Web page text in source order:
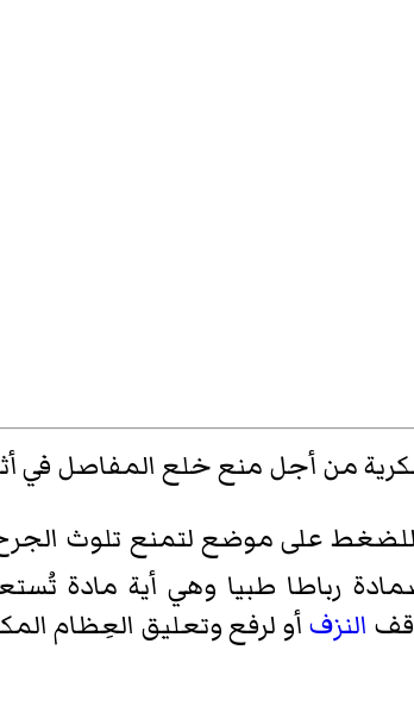
من أجل منع خلع المفاصل في
للضغط على موضع لتمنع تلوث
رباطا طبيا وهي أية مادة
النزف أو لرفع وتعليق العِظام